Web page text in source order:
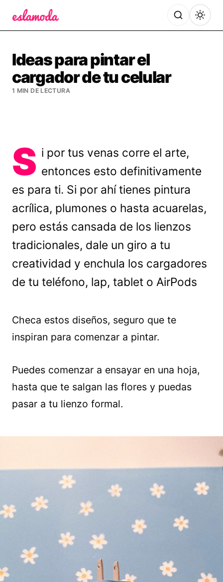
Ideas para pintar el
cargador de tu celular
1 MIN DE LECTURA
S i por tus venas corre el arte,
entonces esto definitivamente
es para ti. Si por ahí tienes pintura
acrílica, plumones o hasta acuarelas,
pero estás cansada de los lienzos
tradicionales, dale un giro a tu
creatividad y enchula los cargadores
de tu teléfono, lap, tablet o AirPods
Checa estos diseños, seguro que te
inspiran para comenzar a pintar.
Puedes comenzar a ensayar en una hoja,
hasta que te salgan las flores y puedas
pasar a tu lienzo formal.